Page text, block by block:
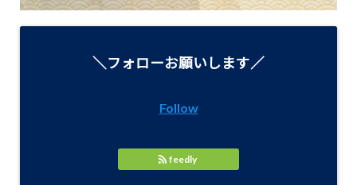
＼フォローお願いします／
Follow
feedly